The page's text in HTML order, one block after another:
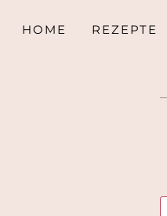
HOME REZEPTE